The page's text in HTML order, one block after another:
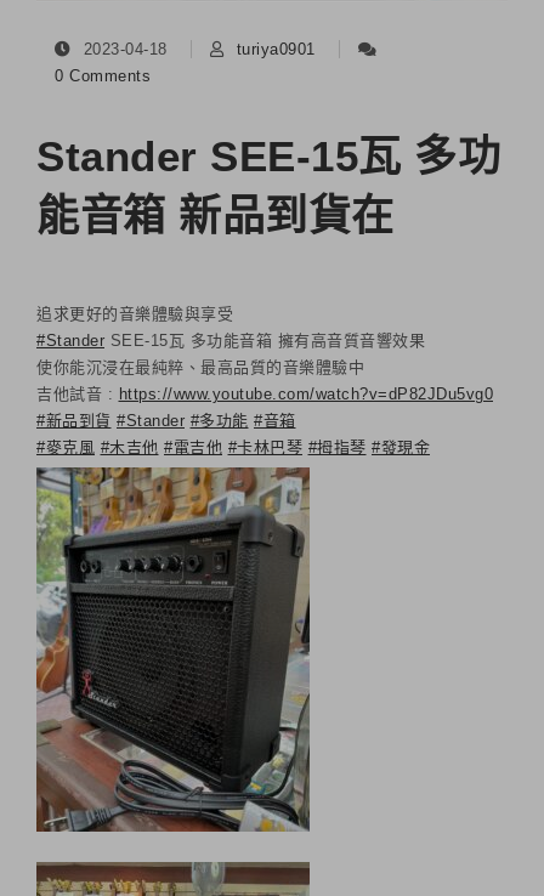
2023-04-18
turiya0901
0 Comments
Stander SEE-15瓦 多功
能音箱 新品到貨在
追求更好的音樂體驗與享受
#Stander SEE-15瓦 多功能音箱 擁有高音質音響效果
使你能沉浸在最純粹、最高品質的音樂體驗中
吉他試音 : https://www.youtube.com/watch?v=dP82JDu5vg0
#新品到貨 #Stander #多功能 #音箱
#麥克風 #木吉他 #電吉他 #卡林巴琴 #拇指琴 #發現金